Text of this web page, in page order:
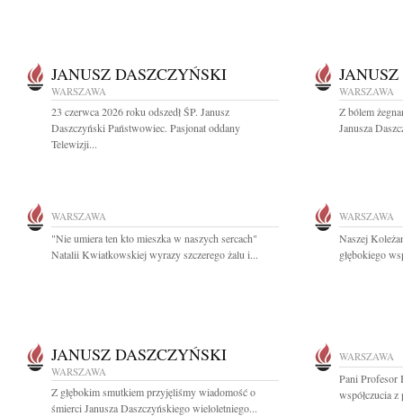
JANUSZ DASZCZYŃSKI
WARSZAWA
23 czerwca 2026 roku odszedł ŚP. Janusz
Daszczyński Państwowiec. Pasjonat oddany
Telewizji...
WARSZAWA
Z bólem
Janusza
WARSZAWA
"Nie umiera ten kto mieszka w naszych sercach"
Natalii Kwiatkowskiej wyrazy szczerego żalu i...
WARSZAWA
Naszej
głębokiego
JANUSZ DASZCZYŃSKI
WARSZAWA
Z głębokim smutkiem przyjęliśmy wiadomość o
śmierci Janusza Daszczyńskiego wieloletniego...
WARSZAWA
Pani Profesor
współczucia